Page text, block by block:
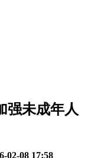
强未成年人
02-08 17:58